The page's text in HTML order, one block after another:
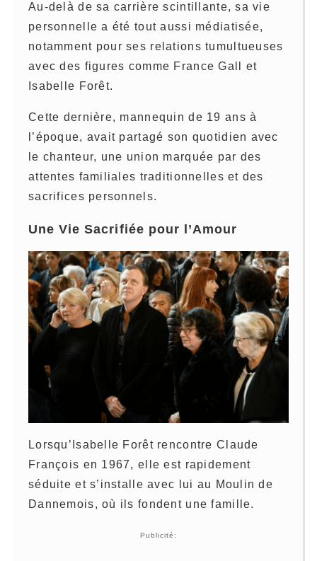
Au-delà de sa carrière scintillante, sa vie
personnelle a été tout aussi médiatisée,
notamment pour ses relations tumultueuses
avec des figures comme France Gall et
Isabelle Forêt.
Cette dernière, mannequin de 19 ans à
l’époque, avait partagé son quotidien avec
le chanteur, une union marquée par des
attentes familiales traditionnelles et des
sacrifices personnels.
Une Vie Sacrifiée pour l’Amour
Lorsqu’Isabelle Forêt rencontre Claude
François en 1967, elle est rapidement
séduite et s’installe avec lui au Moulin de
Dannemois, où ils fondent une famille.
Publicité: